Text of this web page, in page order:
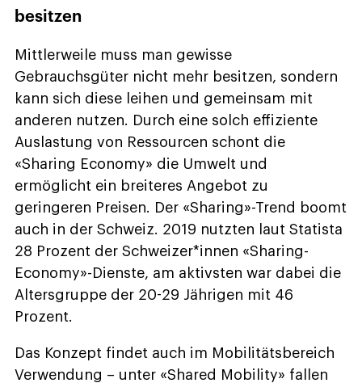
besitzen
Mittlerweile muss man gewisse
Gebrauchsgüter nicht mehr besitzen, sondern
kann sich diese leihen und gemeinsam mit
anderen nutzen. Durch eine solch effiziente
Auslastung von Ressourcen schont die
«Sharing Economy» die Umwelt und
ermöglicht ein breiteres Angebot zu
geringeren Preisen. Der «Sharing»-Trend boomt
auch in der Schweiz. 2019 nutzten laut Statista
28 Prozent der Schweizer*innen «Sharing-
Economy»-Dienste, am aktivsten war dabei die
Altersgruppe der 20-29 Jährigen mit 46
Prozent.
Das Konzept findet auch im Mobilitätsbereich
Verwendung – unter «Shared Mobility» fallen